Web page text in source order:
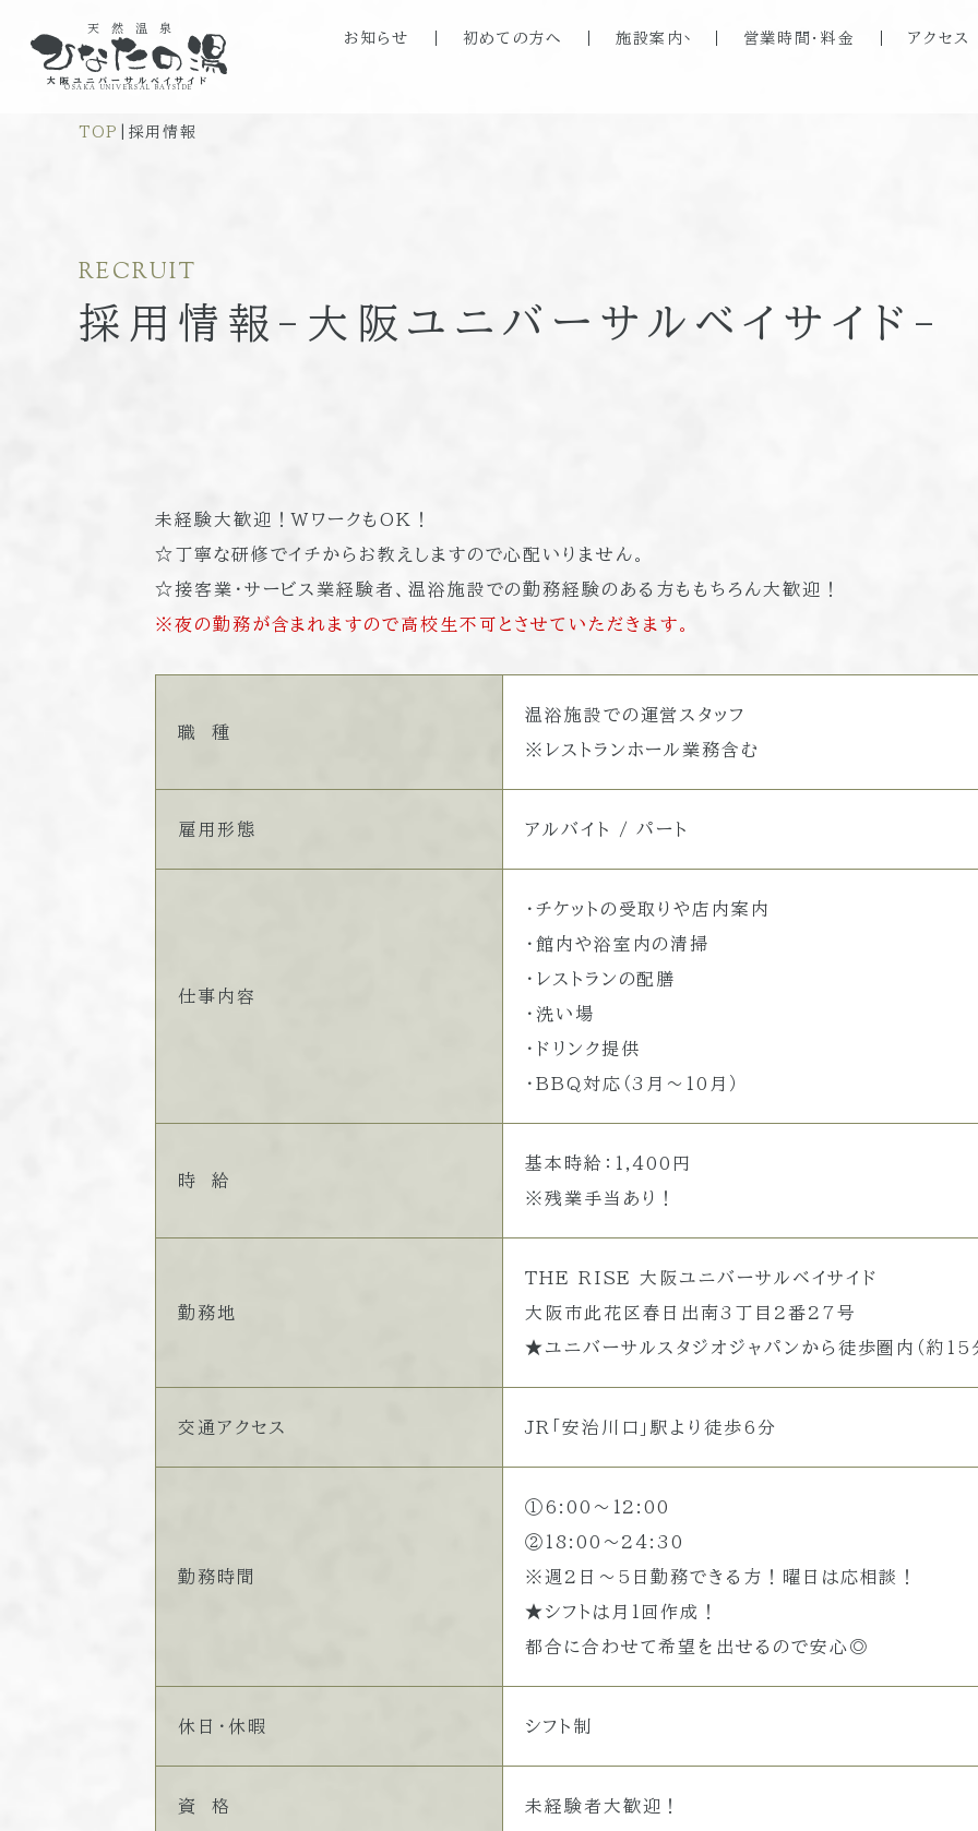
天然温泉
大阪ユニバーサルベイサイド
OSAKA UNIVERSAL BAYSIDE
お知らせ 初めての方へ 施設案内 営業時間・料金 アクセス
TOP 採用情報
RECRUIT
採用情報-大阪ユニバーサルベイサイド-
未経験大歓迎！WワークもOK！
☆丁寧な研修でイチからお教えしますので心配いりません。
☆接客業・サービス業経験者、温浴施設での勤務経験のある方ももちろん大歓迎！
※夜の勤務が含まれますので高校生不可とさせていただきます。
職 種
温浴施設での運営スタッフ
※レストランホール業務含む
雇用形態 アルバイト / パート
仕事内容
・チケットの受取りや店内案内
・館内や浴室内の清掃
・レストランの配膳
・洗い場
・ドリンク提供
・BBQ対応（3月～10月）
時 給
基本時給：1,400円
※残業手当あり！
勤務地
THE RISE 大阪ユニバーサルベイサイド
大阪市此花区春日出南3丁目2番27号
★ユニバーサルスタジオジャパンから徒歩圏内（約15
交通アクセス JR「安治川口」駅より徒歩6分
勤務時間
①6:00～12:00
②18:00～24:30
※週2日～5日勤務できる方！曜日は応相談！
★シフトは月1回作成！
都合に合わせて希望を出せるので安心◎
休日・休暇 シフト制
資 格 未経験者大歓迎！